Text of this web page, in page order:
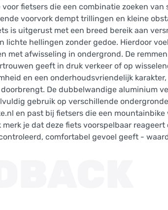
fietsers die een combinatie zoeken
voorvork dempt trillingen en kleine
is uitgerust met een breed bereik aan
lichte hellingen zonder gedoe. Hierdoor
met afwisseling in ondergrond. De
geeft in druk verkeer of op
en een onderhoudsvriendelijk
De dubbelwandige aluminium
gebruik op verschillende
en past bij fietsers die een
je dat deze fiets voorspelbaar
comfortabel gevoel geeft -